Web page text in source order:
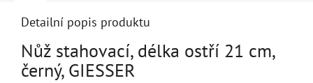
Detailní popis produktu
Nůž stahovací, délka ostří 21 cm,
černý, GIESSER